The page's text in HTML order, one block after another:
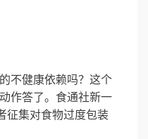
不健康依赖吗？这个
作答了。食通社新一
征集对食物过度包装